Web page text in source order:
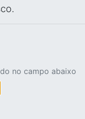
no campo abaixo